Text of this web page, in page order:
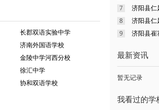
长郡双语实验中学
济南外国语学校
金陵中学河西分校
徐汇中学
协和双语学校
济阳县仁
济阳县仁
济阳县崔
最新资讯
暂无记录
我看过的学